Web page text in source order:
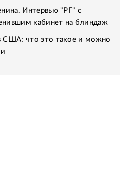
Интервью "РГ" с
кабинет на блиндаж
США: что это такое и можно